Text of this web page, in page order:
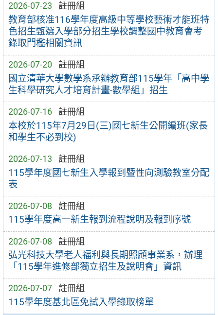
2026-07-23 註冊組
教育部核准116學年度高級中等學校藝術才能班特
色招生甄選入學部分招生學校調整國中教育會考
錄取門檻相關資訊
2026-07-20 註冊組
國立清華大學數學系承辦教育部115學年「高中學
生科學研究人才培育計畫-數學組」招生
2026-07-16 註冊組
本校於115年7月29日(三)國七新生公開編班(家長
和學生不必到校)
2026-07-13 註冊組
115學年度國七新生入學報到暨性向測驗教室分配
表
2026-07-08 註冊組
115學年度高一新生報到流程說明及報到序號
2026-07-08 註冊組
弘光科技大學老人福利與長期照顧事業系，辦理
「115學年進修部獨立招生及說明會」資訊
2026-07-07 註冊組
115學年度基北區免試入學錄取榜單